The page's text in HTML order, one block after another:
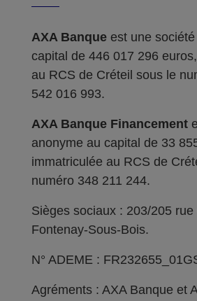
AXA Banque est une
capital de 446 017 296
au RCS de Créteil sous le
542 016 993.
AXA Banque Financement
anonyme au capital de 33
immatriculée au RCS de
numéro 348 211 244.
Sièges sociaux : 203/205
Fontenay-Sous-Bois.
N° ADEME :
Agréments : AXA Banque et